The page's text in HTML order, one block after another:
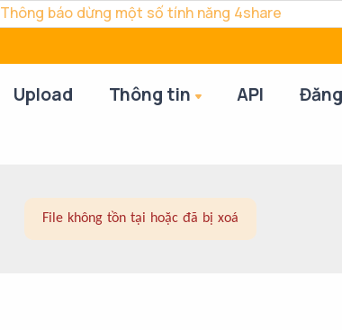
Thông báo dừng một số tính năng 4share
Upload Thông tin API
File không tồn tại hoặc đã bị xoá